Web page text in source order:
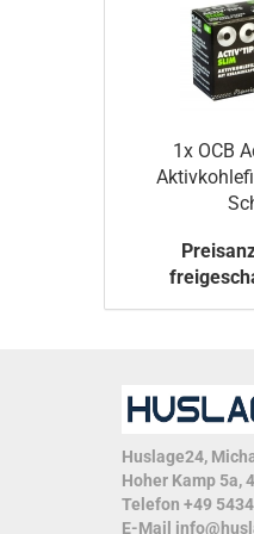
1x OCB
Huslage24,
Hoher Kamp 5a,
Telefon +49
E-Mail